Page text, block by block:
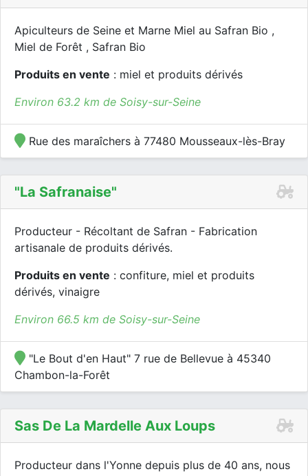
Apiculteurs de Seine et Marne Miel au Safran Bio ,
Miel de Forêt , Safran Bio
Produits en vente : miel et produits dérivés
Environ 63.2 km de Soisy-sur-Seine
Rue des maraîchers à 77480 Mousseaux-lès-Bray
"la Safranaise"
Producteur - Récoltant de Safran - Fabrication
artisanale de produits dérivés.
Produits en vente : confiture, miel et produits
dérivés, vinaigre
Environ 66.5 km de Soisy-sur-Seine
"Le Bout d'en Haut" 7 rue de Bellevue à 45340
Chambon-la-Forêt
Sas De La Mardelle Aux Loups
Producteur dans l'Yonne depuis plus de 40 ans, nous